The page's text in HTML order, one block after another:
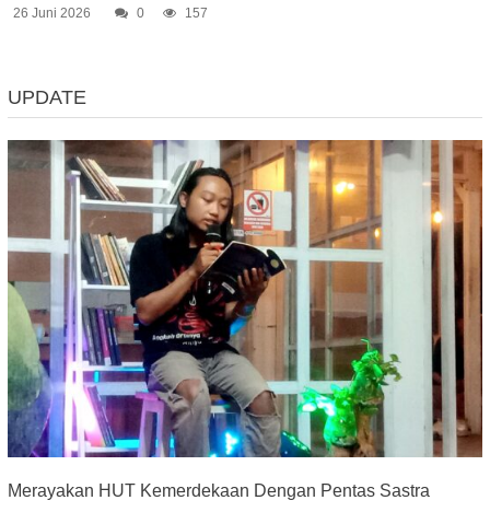
26 Juni 2026 0 157
UPDATE
Merayakan HUT Kemerdekaan Dengan Pentas Sastra